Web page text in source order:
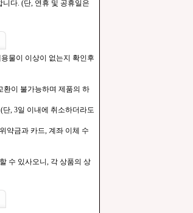
다. (단, 연휴 및 공휴일은
물이 이상이 없는지 확인후
환이 불가능하며 제품의 하
, 3일 이내에 취소하더라도
약금과 카드, 계좌 이체 수
수 있사오니, 각 상품의 상